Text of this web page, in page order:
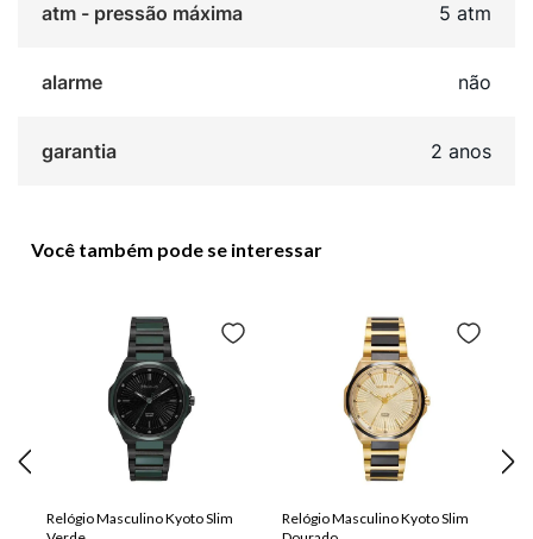
atm - pressão máxima 5 atm
alarme não
garantia 2 anos
Você também pode se interessar
Relógio Masculino Kyoto Slim
Relógio Masculino Kyoto Slim